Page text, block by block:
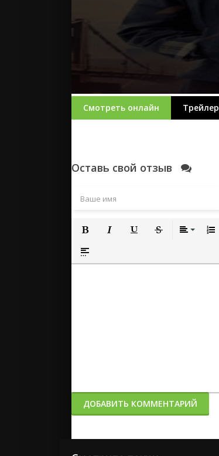
Смотреть онлайн Трейлер
Оставь свой отзыв
Полужирный
Вставка спойлера
ДОБАВИТЬ КОММЕНТАРИЙ